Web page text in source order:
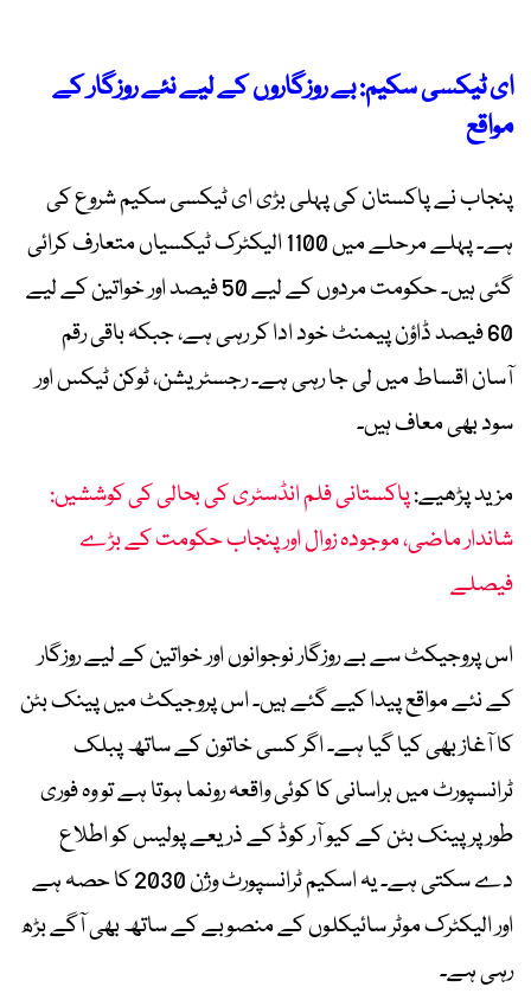
ای ٹیکسی سکیم: بے روزگاروں کے لیے نئے روزگار کے
مواقع
پنجاب نے پاکستان کی پہلی بڑی ای ٹیکسی سکیم شروع کی
ہے۔ پہلے مرحلے میں 1100 الیکٹرک ٹیکسیاں متعارف کرائی
گئی ہیں۔ حکومت مردوں کے لیے 50 فیصد اور خواتین کے لیے
60 فیصد ڈاؤن پیمنٹ خود ادا کر رہی ہے، جبکہ باقی رقم
آسان اقساط میں لی جا رہی ہے۔ رجسٹریشن، ٹوکن ٹیکس اور
سود بھی معاف ہیں۔
مزید پڑھیے:پاکستانی فلم انڈسٹری کی بحالی کی کوششیں:
شاندار ماضی، موجودہ زوال اور پنجاب حکومت کے بڑے
فیصلے
اس پروجیکٹ سے بے روزگار نوجوانوں اور خواتین کے لیے روزگار
کے نئے مواقع پیدا کیے گئے ہیں۔ اس پروجیکٹ میں پینک بٹن
کا آغاز بھی کیا گیا ہے۔ اگر کسی خاتون کے ساتھ پبلک
ٹرانسپورٹ میں ہراسانی کا کوئی واقعہ رونما ہوتا ہے تو وہ فوری
طور پر پینک بٹن کے کیو آر کوڈ کے ذریعے پولیس کو اطلاع
دے سکتی ہے۔ یہ اسکیم ٹرانسپورٹ وژن 2030 کا حصہ ہے
اور الیکٹرک موٹر سائیکلوں کے منصوبے کے ساتھ بھی آگے بڑھ
رہی ہے۔